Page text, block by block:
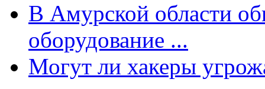
В Амурской области
оборудование ...
Могут ли хакеры